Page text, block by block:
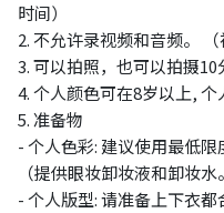
时间）
2. 不允许录视频和音频。
3. 可以拍照，也可以拍摄10
4. 个人颜色可在8岁以上, 个
5. 准备物
- 个人色彩: 建议使用最低限
（提供眼妆卸妆液和卸妆水
- 个人版型: 请准备上下衣